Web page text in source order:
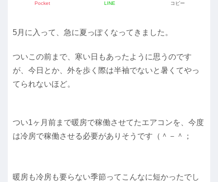
Pocket LINE コピー
5月に入って、急に夏っぽくなってきました。
ついこの前まで、寒い日もあったように思うのです
が、今日とか、外を歩く際は半袖でないと暑くてやっ
てられないほど。
つい1ヶ月前まで暖房で稼働させてたエアコンを、今度
は冷房で稼働させる必要がありそうです（＾－＾；
暖房も冷房も要らない季節ってこんなに短かったでし